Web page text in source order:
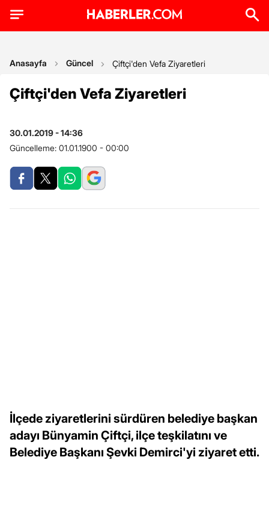
Anasayfa Güncel Çiftçi'den Vefa Ziyaretleri
Çiftçi'den Vefa Ziyaretleri
30.01.2019 - 14:36
Güncelleme: 01.01.1900 - 00:00
İlçede ziyaretlerini sürdüren belediye başkan
adayı Bünyamin Çiftçi, ilçe teşkilatını ve
Belediye Başkanı Şevki Demirci'yi ziyaret etti.